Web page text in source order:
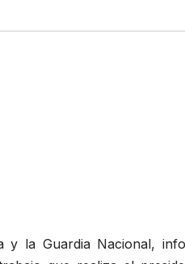
y la Guardia Nacional,